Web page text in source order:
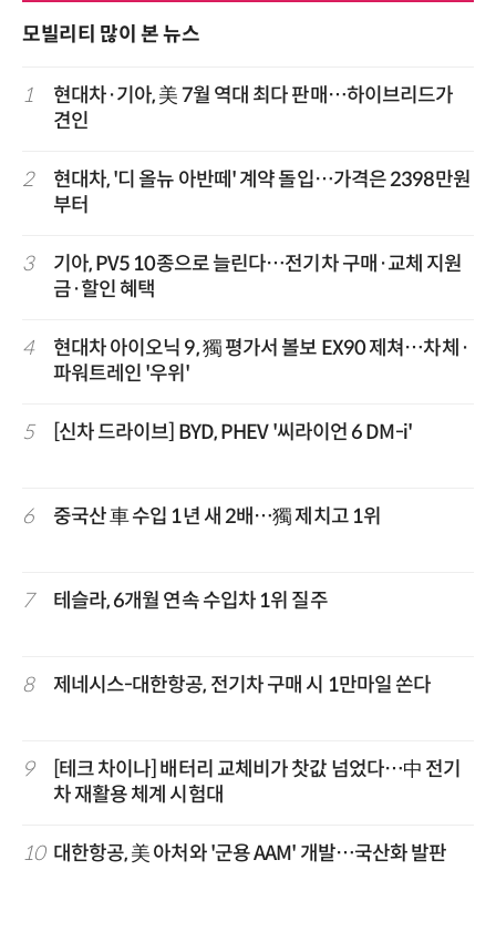
모빌리티 많이 본 뉴스
1
현대차·기아, 美 7월 역대 최다 판매…하이브리드가
견인
2
현대차, '디 올뉴 아반떼' 계약 돌입…가격은 2398만원
부터
3
기아, PV5 10종으로 늘린다…전기차 구매·교체 지원
금·할인 혜택
4
현대차 아이오닉 9, 獨 평가서 볼보 EX90 제쳐…차체·
파워트레인 '우위'
5 [신차 드라이브] BYD, PHEV '씨라이언 6 DM-i'
6 중국산 車 수입 1년 새 2배…獨 제치고 1위
7 테슬라, 6개월 연속 수입차 1위 질주
8 제네시스-대한항공, 전기차 구매 시 1만마일 쏜다
9
[테크 차이나] 배터리 교체비가 찻값 넘었다…中 전기
차 재활용 체계 시험대
10 대한항공, 美 아처와 '군용 AAM' 개발…국산화 발판